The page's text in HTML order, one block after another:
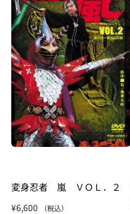
変身忍者 嵐 ＶＯＬ．２
¥6,600 （税込）